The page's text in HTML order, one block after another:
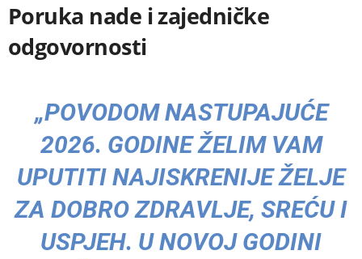
Poruka nade i zajedničke
odgovornosti
„POVODOM NASTUPAJUĆE
2026. GODINE ŽELIM VAM
UPUTITI NAJISKRENIJE ŽELJE
ZA DOBRO ZDRAVLJE, SREĆU I
USPJEH. U NOVOJ GODINI